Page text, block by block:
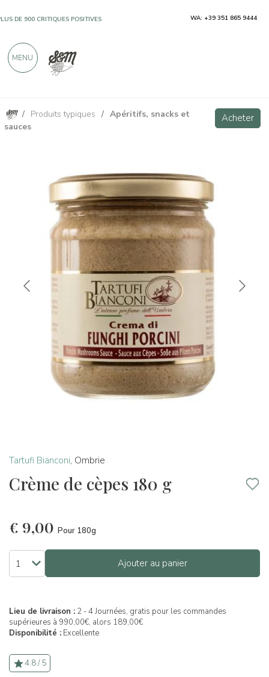
/ Produits typiques / Apéritifs, snacks et
sauces
Acheter
Tartufi Bianconi, Ombrie
Crème de cèpes 180 g
€ 9,00 Pour 180g
Ajouter au panier
Lieu de livraison : 2 - 4 Journées, gratis pour les commandes
supérieures à 990,00€, alors 189,00€
Disponibilité : Excellente
4.8 / 5
Crème de cèpes 180 g Acheter
DE 900 CRITIQUES POSITIVES WA: +39 351 865 9444
MENU